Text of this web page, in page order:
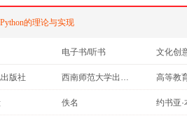
的理论与实现
电子书/听书 文化创
版社 西南师范大学出版社
高等教
版社
东南大
佚名 约书亚·